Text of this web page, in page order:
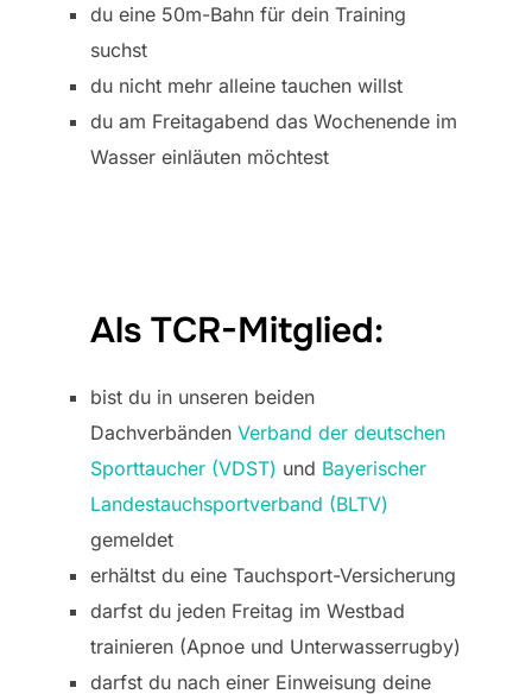
du eine 50m-Bahn für dein Training
suchst
du nicht mehr alleine tauchen willst
du am Freitagabend das Wochenende im
Wasser einläuten möchtest
Als TCR-Mitglied:
bist du in unseren beiden
Dachverbänden Verband der deutschen
Sporttaucher (VDST) und Bayerischer
Landestauchsportverband (BLTV)
gemeldet
erhältst du eine Tauchsport-Versicherung
darfst du jeden Freitag im Westbad
trainieren (Apnoe und Unterwasserrugby)
darfst du nach einer Einweisung deine